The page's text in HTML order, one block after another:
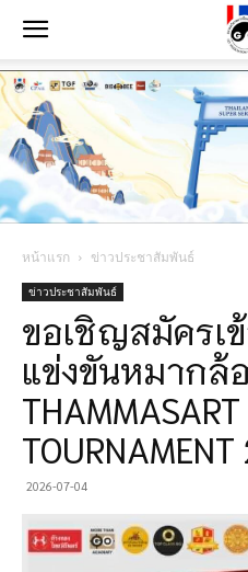
หน้าแรก ข่าวประชาสัมพันธ์
ข่าวประชาสัมพันธ์
ขอเชิญสมัครเ
แข่งขันหมากล้
THAMMASART
2026-07-04